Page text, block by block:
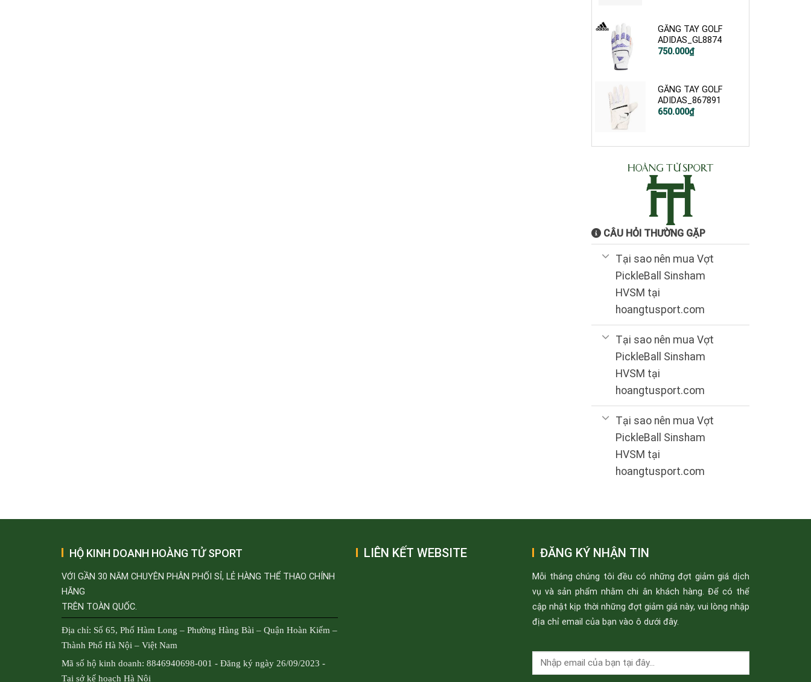
5.200.000₫.
GĂNG TAY GOLF
ADIDAS_GL8874
750.000₫
GĂNG TAY GOLF
ADIDAS_867891
650.000₫
CÂU HỎI THƯỜNG GẶP
Tại sao nên mua Vợt
PickleBall Sinsham
HVSM tại
hoangtusport.com
Tại sao nên mua Vợt
PickleBall Sinsham
HVSM tại
hoangtusport.com
Tại sao nên mua Vợt
PickleBall Sinsham
HVSM tại
hoangtusport.com
HỘ KINH DOANH HOÀNG TỬ SPORT
VỚI GẦN 30 NĂM CHUYÊN PHÂN PHỐI SỈ, LẺ HÀNG THỂ THAO CHÍNH
HÃNG
TRÊN TOÀN QUỐC.
Địa chỉ: Số 65, Phố Hàm Long – Phường Hàng Bài – Quận Hoàn Kiếm –
Thành Phố Hà Nội – Việt Nam
Mã số hộ kinh doanh: 8846940698-001 - Đăng ký ngày 26/09/2023 -
Tại sở kế hoạch Hà Nội
LIÊN KẾT WEBSITE ĐĂNG KÝ NHẬN TIN
Mỗi tháng chúng tôi đều có những đợt giảm giá dịch
vụ và sản phẩm nhằm chi ân khách hàng. Để có thể
cập nhật kịp thời những đợt giảm giá này, vui lòng nhập
địa chỉ email của bạn vào ô dưới đây.